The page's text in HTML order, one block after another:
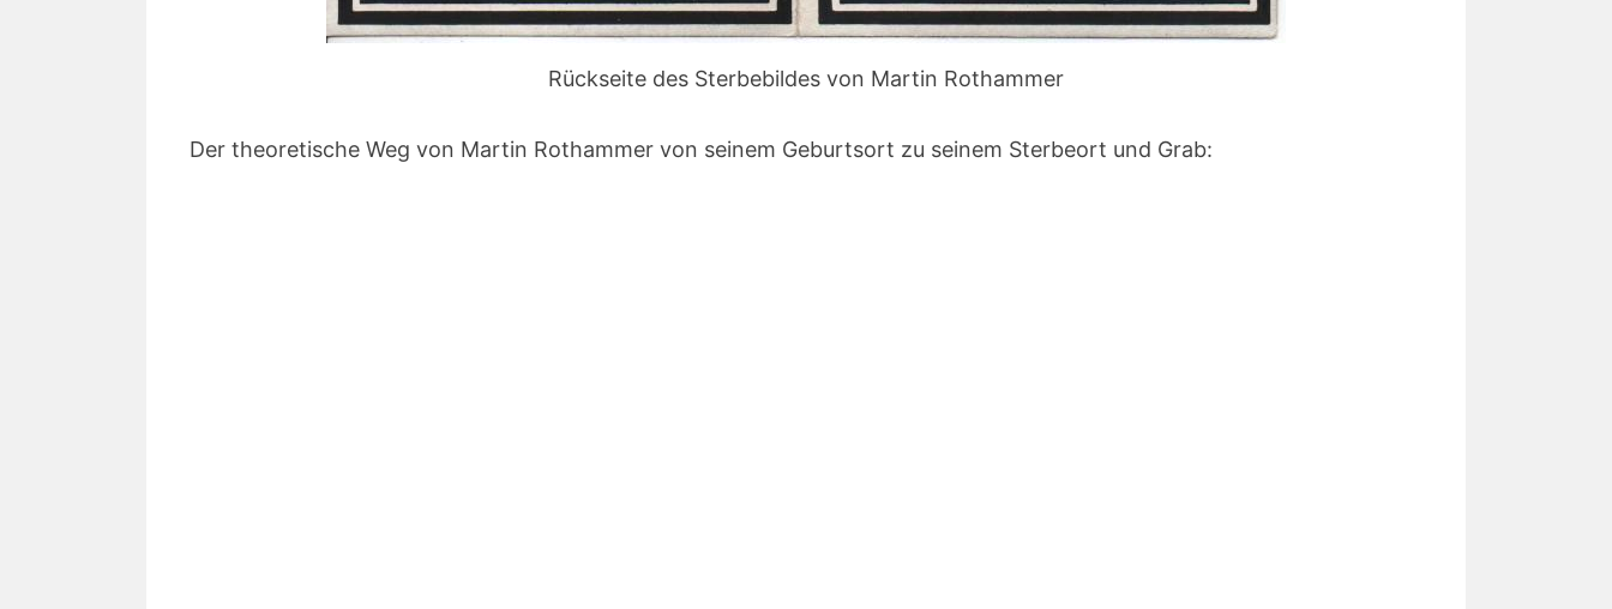
Rückseite des Sterbebildes von Martin Rothammer
Der theoretische Weg von Martin Rothammer von seinem Geburtsort zu seinem Sterbeort und Grab: